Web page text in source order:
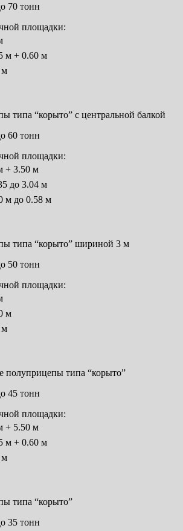
70 тонн
площадки:
м + 0.60 м
м
типа “корыто” с центральной балкой
60 тонн
площадки:
+ 3.50 м
до 3.04 м
м до 0.58 м
типа “корыто” шириной 3 м
50 тонн
площадки:
м
м
полуприцепы типа “корыто”
45 тонн
площадки:
+ 5.50 м
м + 0.60 м
м
типа “корыто”
35 тонн